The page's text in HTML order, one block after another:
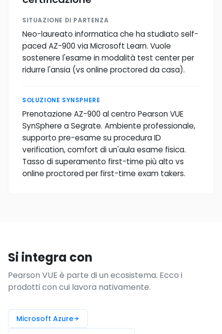
SITUAZIONE DI PARTENZA
Neo-laureato informatica che ha studiato self-
paced AZ-900 via Microsoft Learn. Vuole
sostenere l'esame in modalità test center per
ridurre l'ansia (vs online proctored da casa).
SOLUZIONE SYNSPHERE
Prenotazione AZ-900 al centro Pearson VUE
SynSphere a Segrate. Ambiente professionale,
supporto pre-esame su procedura ID
verification, comfort di un'aula esame fisica.
Tasso di superamento first-time più alto vs
online proctored per first-time exam takers.
Si integra con
Pearson VUE è parte di un ecosistema. Ecco i
prodotti con cui lavora nativamente.
Microsoft Azure